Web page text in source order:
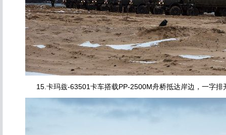
15.卡玛兹-63501卡车搭载PP-2500M舟桥抵达岸边，一字排